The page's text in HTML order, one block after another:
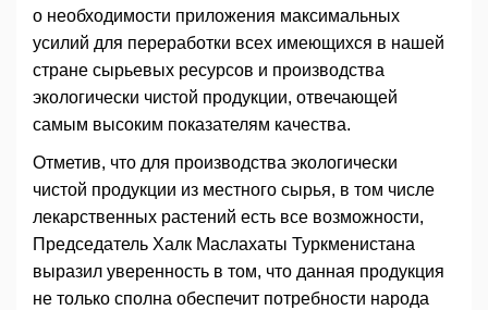
о необходимости приложения максимальных
усилий для переработки всех имеющихся в нашей
стране сырьевых ресурсов и производства
экологически чистой продукции, отвечающей
самым высоким показателям качества.
Отметив, что для производства экологически
чистой продукции из местного сырья, в том числе
лекарственных растений есть все возможности,
Председатель Халк Маслахаты Туркменистана
выразил уверенность в том, что данная продукция
не только сполна обеспечит потребности народа